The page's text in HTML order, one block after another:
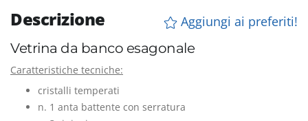
Descrizione
Aggiungi ai preferiti!
Vetrina da banco esagonale
Caratteristiche tecniche:
cristalli temperati
n. 1 anta battente con serratura